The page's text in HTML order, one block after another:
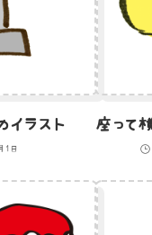
ラスト
1日